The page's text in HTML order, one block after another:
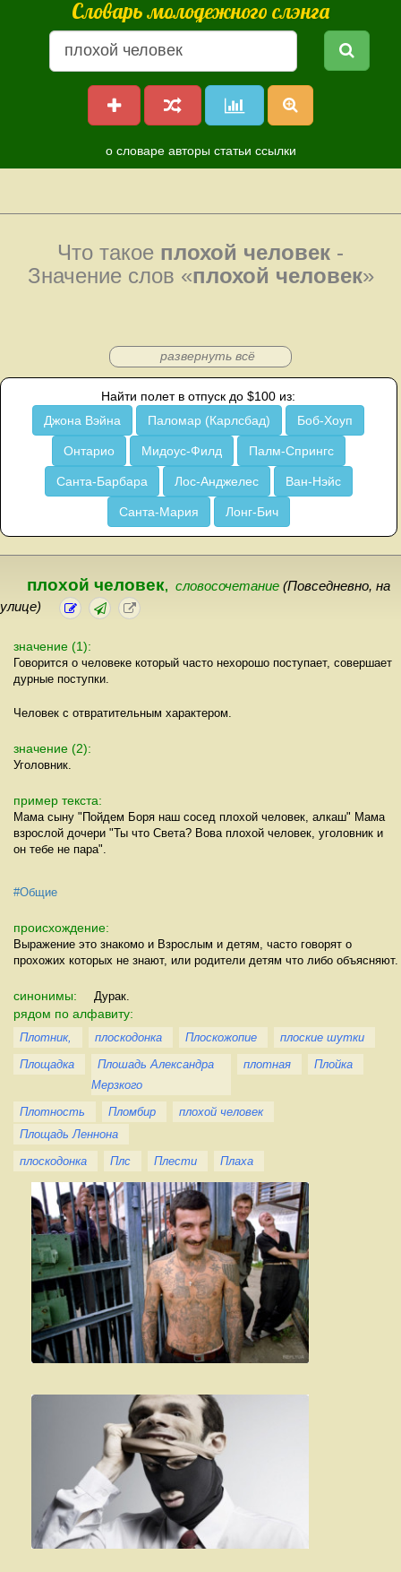
Словарь молодежного слэнга
о словаре авторы статьи ссылки
Что такое плохой человек -
Значение слов «плохой человек»
развернуть всё
Найти полет в отпуск до $100 из:
Джона Вэйна
Паломар (Карлсбад) Боб-Хоуп
Онтарио Мидоус-Филд Палм-Спрингс
Санта-Барбара Лос-Анджелес Ван-Нэйс
Санта-Мария Лонг-Бич
плохой человек, словосочетание (Повседневно, на
улице)
значение (1):
Говорится о человеке который часто нехорошо поступает, совершает
дурные поступки.
Человек с отвратительным характером.
значение (2):
Уголовник.
пример текста:
Мама сыну "Пойдем Боря наш сосед плохой человек, алкаш" Мама
взрослой дочери "Ты что Света? Вова плохой человек, уголовник и
он тебе не пара".
#Общие
происхождение:
Выражение это знакомо и Взрослым и детям, часто говорят о
прохожих которых не знают, или родители детям что либо объясняют.
синонимы: Дурак.
рядом по алфавиту:
Плотник, плоскодонка Плоскожопие
плоские шутки
Площадка
Плошадь Александра
Мерзкого
плотная Плойка
Плотность Пломбир
плохой человек
Площадь Леннона
плоскодонка
Плс Плести Плаха